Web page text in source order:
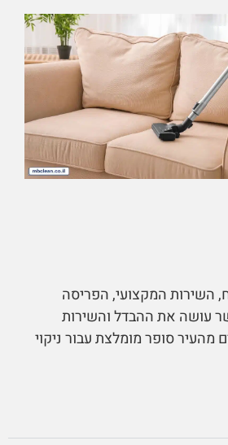
השירות המקצועי, הפריסה
עושה את ההבדל והשירות
סופר מומלצת עבור ניקוי